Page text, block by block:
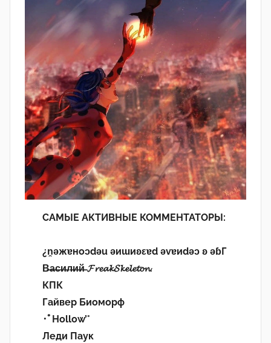
САМЫЕ АКТИВНЫЕ КОММЕНТАТОРЫ:
¿n̯ǝжɐноɔdǝu ǝиɯиʚεɐd ǝvɐиdǝɔ ʚ ǝɓГ
В̶а̶с̶и̶л̶и̶й̶ 𝓕𝓻𝓮𝓪𝓴𝓢𝓴𝓮𝓵𝓮𝓽𝓸𝓷.
КПК
Гайвер Биоморф
･ﾟHollow’°
Леди Паук